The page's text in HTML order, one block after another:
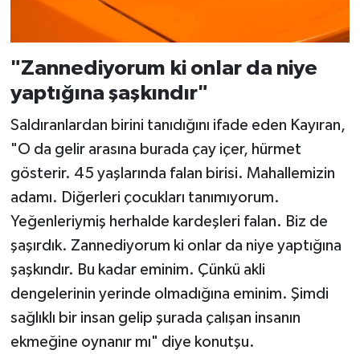
"Zannediyorum ki onlar da niye
yaptığına şaşkındır"
Saldıranlardan birini tanıdığını ifade eden Kayıran,
"O da gelir arasına burada çay içer, hürmet
gösterir. 45 yaşlarında falan birisi. Mahallemizin
adamı. Diğerleri çocukları tanımıyorum.
Yeğenleriymiş herhalde kardeşleri falan. Biz de
şaşırdık. Zannediyorum ki onlar da niye yaptığına
şaşkındır. Bu kadar eminim. Çünkü akli
dengelerinin yerinde olmadığına eminim. Şimdi
sağlıklı bir insan gelip şurada çalışan insanın
ekmeğine oynanır mı" diye konutşu.